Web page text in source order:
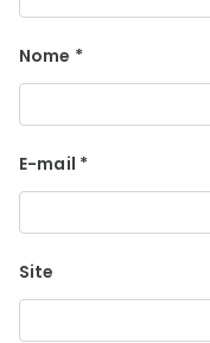
Nome *
E-mail *
Site